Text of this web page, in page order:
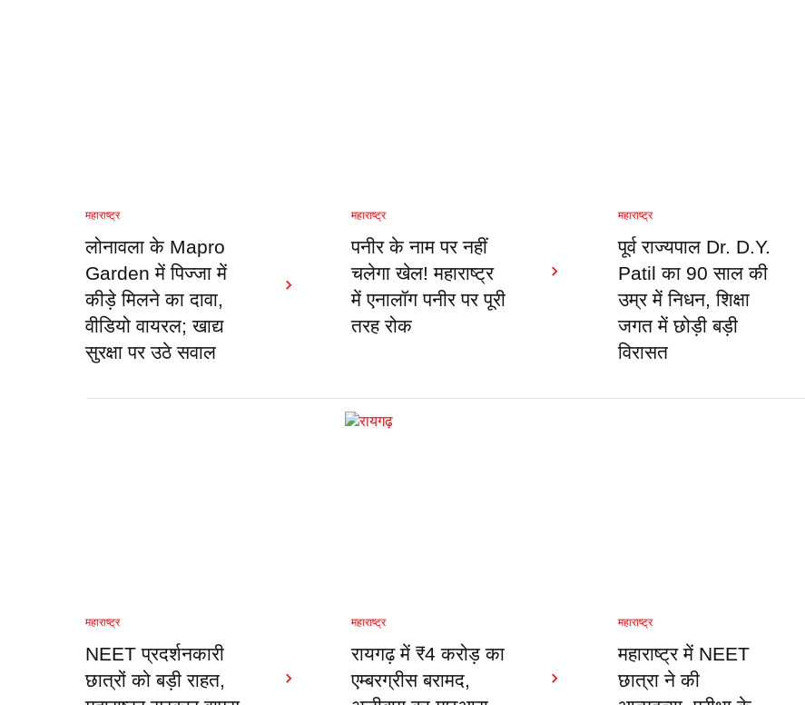
महाराष्ट्र
लोनावला के Mapro
Garden में पिज्जा में
कीड़े मिलने का दावा,
वीडियो वायरल; खाद्य
सुरक्षा पर उठे सवाल
महाराष्ट्र
पनीर के नाम पर नहीं
चलेगा खेल! महाराष्ट्र
में एनालॉग पनीर पर पूरी
तरह रोक
महाराष्ट्र
पूर्व राज्यपाल Dr. D.Y.
Patil का 90 साल की
उम्र में निधन, शिक्षा
जगत में छोड़ी बड़ी
विरासत
महाराष्ट्र
NEET प्रदर्शनकारी
छात्रों को बड़ी राहत,
महाराष्ट्र
रायगढ़ में ₹4 करोड़ का
एम्बरग्रीस बरामद,
महाराष्ट्र
महाराष्ट्र में NEET
छात्रा ने की